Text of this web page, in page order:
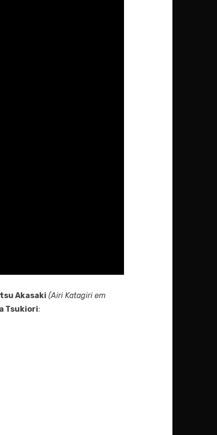
Akasaki (Airi Katagiri em
Tsukiori: